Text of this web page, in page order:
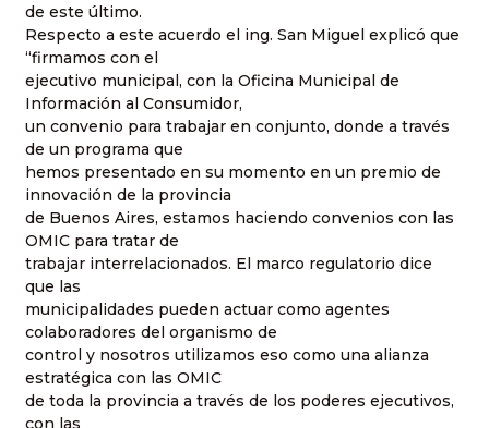
de este último.
Respecto a este acuerdo el ing. San Miguel explicó que
“firmamos con el
ejecutivo municipal, con la Oficina Municipal de
Información al Consumidor,
un convenio para trabajar en conjunto, donde a través
de un programa que
hemos presentado en su momento en un premio de
innovación de la provincia
de Buenos Aires, estamos haciendo convenios con las
OMIC para tratar de
trabajar interrelacionados. El marco regulatorio dice
que las
municipalidades pueden actuar como agentes
colaboradores del organismo de
control y nosotros utilizamos eso como una alianza
estratégica con las OMIC
de toda la provincia a través de los poderes ejecutivos,
con las